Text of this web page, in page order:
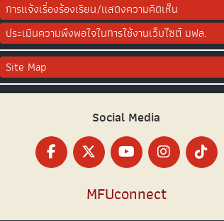
การแจ้งเรื่องร้องเรียน/แสดงความคิดเห็น
ประเมินความพึงพอใจในการใช้งานเว็บไซต์ มฟล.
Site Map
Social Media
MFUconnect